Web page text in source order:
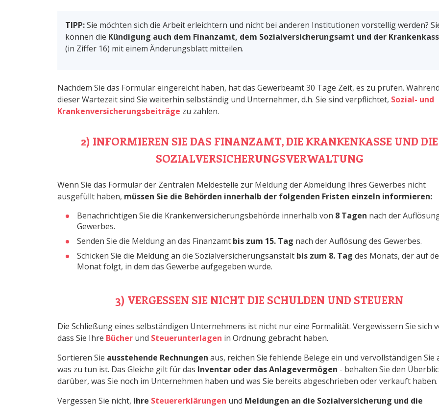
TIPP:Sie möchten sich die Arbeit erleichtern und nicht bei anderen Institutionen vorstellig werden?
können die Kündigung auch dem Finanzamt, dem Sozialversicherungsamt und der
(in Ziffer 16) mit einem Änderungsblatt mitteilen.
Nachdem Sie das Formular eingereicht haben, hat das Gewerbeamt 30 Tage Zeit, es zu prüfen. Während
dieser Wartezeit sind Sie weiterhin selbständig und Unternehmer, d.h. Sie sind verpflichtet, Sozial- und
Krankenversicherungsbeiträge zu zahlen.
2) INFORMIEREN SIE DAS FINANZAMT, DIE KRANKENKASSE UND DIE
SOZIALVERSICHERUNGSVERWALTUNG
Wenn Sie das Formular der Zentralen Meldestelle zur Meldung der Abmeldung Ihres Gewerbes nicht
ausgefüllt haben, müssen Sie die Behörden innerhalb der folgenden Fristen einzeln informieren:
Benachrichtigen Sie die Krankenversicherungsbehörde innerhalb von 8 Tagen nach der
Gewerbes.
Senden Sie die Meldung an das Finanzamt bis zum 15. Tag nach der Auflösung des Gewerbes.
Schicken Sie die Meldung an die Sozialversicherungsanstalt bis zum 8. Tag des Monats, der auf
Monat folgt, in dem das Gewerbe aufgegeben wurde.
3) VERGESSEN SIE NICHT DIE SCHULDEN UND STEUERN
Die Schließung eines selbständigen Unternehmens ist nicht nur eine Formalität. Vergewissern Sie sich
dass Sie Ihre Bücher und Steuerunterlagen in Ordnung gebracht haben.
Sortieren Sie ausstehende Rechnungen aus, reichen Sie fehlende Belege ein und vervollständigen Sie
was zu tun ist. Das Gleiche gilt für das Inventar oder das Anlagevermögen - behalten Sie den
darüber, was Sie noch im Unternehmen haben und was Sie bereits abgeschrieben oder verkauft haben.
Vergessen Sie nicht, Ihre Steuererklärungen und Meldungen an die Sozialversicherung und die